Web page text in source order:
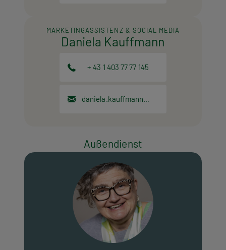
MARKETINGASSISTENZ & SOCIAL MEDIA
Daniela Kauffmann
+ 43 1 403 77 77 145
daniela.kauffmann@hpt.at
Außendienst